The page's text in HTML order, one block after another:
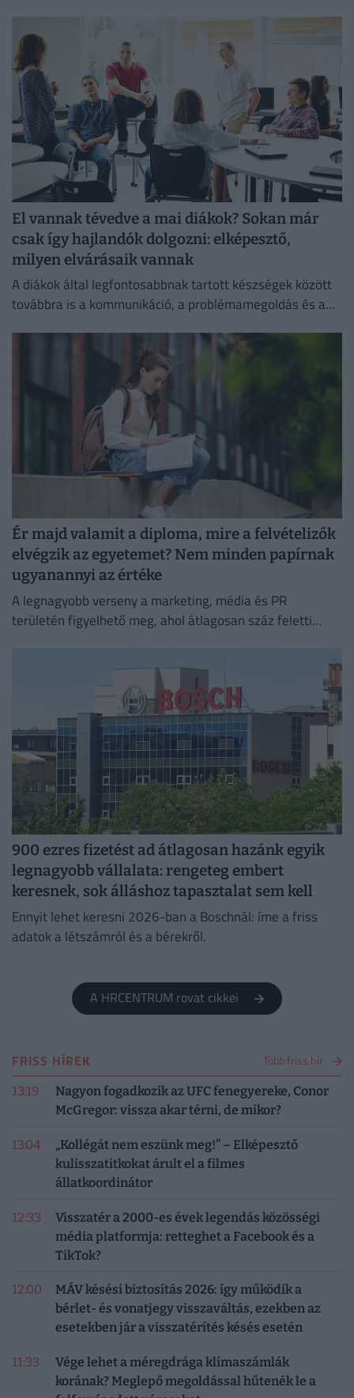
El vannak tévedve a mai diákok? Sokan már
csak így hajlandók dolgozni: elképesztő,
milyen elvárásaik vannak
A diákok által legfontosabbnak tartott készségek között
továbbra is a kommunikáció, a problémamegoldás és a
Ér majd valamit a diploma, mire a felvételizők
elvégzik az egyetemet? Nem minden papírnak
ugyanannyi az értéke
A legnagyobb verseny a marketing, média és PR
területén figyelhető meg, ahol átlagosan száz feletti
900 ezres fizetést ad átlagosan hazánk egyik
legnagyobb vállalata: rengeteg embert
keresnek, sok álláshoz tapasztalat sem kell
Ennyit lehet keresni 2026-ban a Boschnál: íme a friss
adatok a létszámról és a bérekről.
A HRCENTRUM rovat cikkei
FRISS HÍREK Több friss hír
13:19
Nagyon fogadkozik az UFC fenegyereke, Conor
McGregor: vissza akar térni, de mikor?
13:04
„Kollégát nem eszünk meg!” – Elképesztő
kulisszatitkokat árult el a filmes
állatkoordinátor
12:33
Visszatér a 2000-es évek legendás közösségi
média platformja: retteghet a Facebook és a
TikTok?
12:00
MÁV késési biztosítás 2026: így működik a
bérlet- és vonatjegy visszaváltás, ezekben az
esetekben jár a visszatérítés késés esetén
11:33
Vége lehet a méregdrága klímaszámlák
korának? Meglepő megoldással hűtenék le a